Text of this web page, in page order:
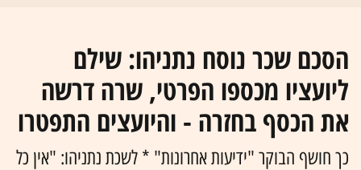
הסכם שכר נוסח נתניהו: שילם
ליועציו מכספו הפרטי, שרה דרשה
את הכסף בחזרה - והיועצים התפטרו
כך חושף הבוקר "ידיעות אחרונות" * לשכת נתניהו: "אין כל